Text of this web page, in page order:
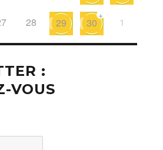
28 29 30
+
1
:
VOUS